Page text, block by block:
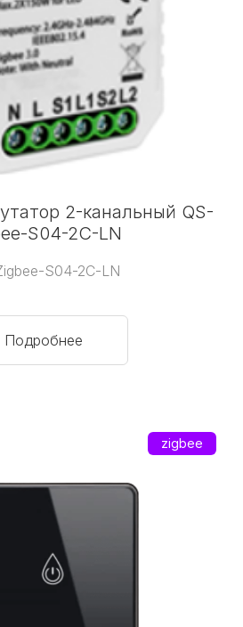
2-канальный QS-
S04-2C-LN
S04-2C-LN
Подробнее
zigbee